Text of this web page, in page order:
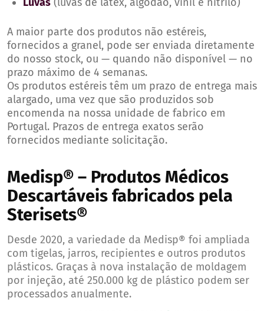
A maior parte dos produtos não estéreis,
fornecidos a granel, pode ser enviada diretamente
do nosso stock, ou — quando não disponível — no
prazo máximo de 4 semanas.
Os produtos estéreis têm um prazo de entrega mais
alargado, uma vez que são produzidos sob
encomenda na nossa unidade de fabrico em
Portugal. Prazos de entrega exatos serão
fornecidos mediante solicitação.
Medisp® – Produtos Médicos
Descartáveis fabricados pela
Sterisets®
Desde 2020, a variedade da Medisp® foi ampliada
com tigelas, jarros, recipientes e outros produtos
plásticos. Graças à nova instalação de moldagem
por injeção, até 250.000 kg de plástico podem ser
processados anualmente.